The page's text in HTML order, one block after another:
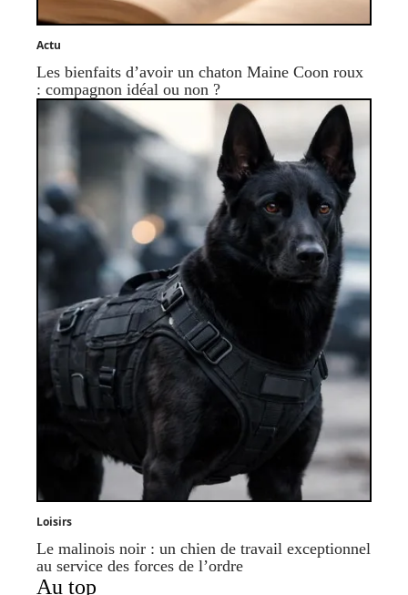
Actu
Les bienfaits d’avoir un chaton Maine Coon roux
: compagnon idéal ou non ?
Loisirs
Le malinois noir : un chien de travail exceptionnel
au service des forces de l’ordre
Au top